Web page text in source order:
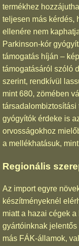
termékhez
teljesen más kérdés,
ellenére nem
Parkinson-kór
támogatás híján –
támogatásáról szóló
szerint, rendkívül
mint 680, zömében
társadalombiztosítási
gyógyítók érdeke is
orvosságokhoz
a mellékhatásuk,
Regionális
Az import egyre
készítményeknél
miatt a hazai cégek
gyártóinknak
más FÁK-államok,